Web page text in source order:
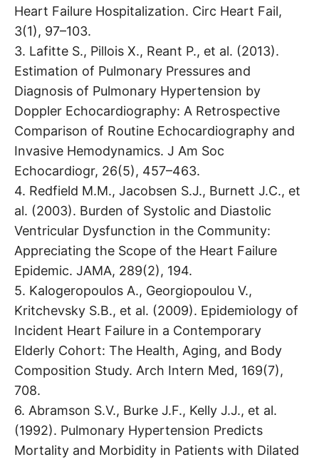
Heart Failure Hospitalization. Circ Heart Fail,
3(1), 97–103.
3. Lafitte S., Pillois X., Reant P., et al. (2013).
Estimation of Pulmonary Pressures and
Diagnosis of Pulmonary Hypertension by
Doppler Echocardiography: A Retrospective
Comparison of Routine Echocardiography and
Invasive Hemodynamics. J Am Soc
Echocardiogr, 26(5), 457–463.
4. Redfield M.M., Jacobsen S.J., Burnett J.C., et
al. (2003). Burden of Systolic and Diastolic
Ventricular Dysfunction in the Community:
Appreciating the Scope of the Heart Failure
Epidemic. JAMA, 289(2), 194.
5. Kalogeropoulos A., Georgiopoulou V.,
Kritchevsky S.B., et al. (2009). Epidemiology of
Incident Heart Failure in a Contemporary
Elderly Cohort: The Health, Aging, and Body
Composition Study. Arch Intern Med, 169(7),
708.
6. Abramson S.V., Burke J.F., Kelly J.J., et al.
(1992). Pulmonary Hypertension Predicts
Mortality and Morbidity in Patients with Dilated